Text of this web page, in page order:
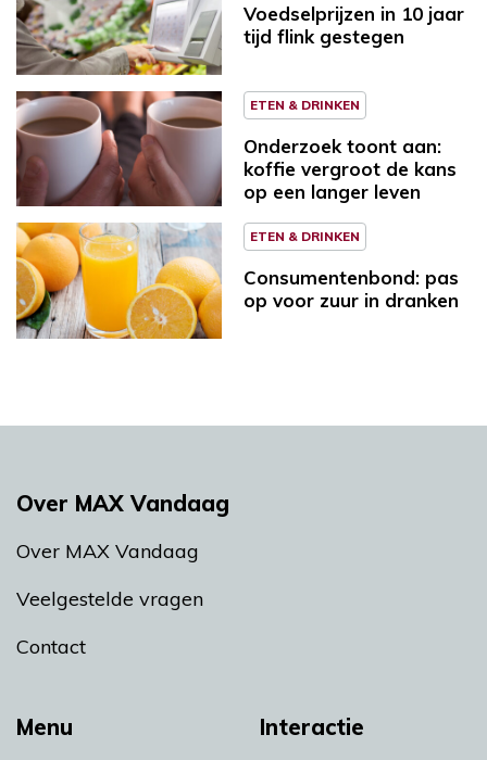
Voedselprijzen in 10 jaar
tijd flink gestegen
ETEN & DRINKEN
Onderzoek toont aan:
koffie vergroot de kans
op een langer leven
ETEN & DRINKEN
Consumentenbond: pas
op voor zuur in dranken
Menu Interactie
Over MAX Vandaag
Over MAX Vandaag
Veelgestelde vragen
Contact